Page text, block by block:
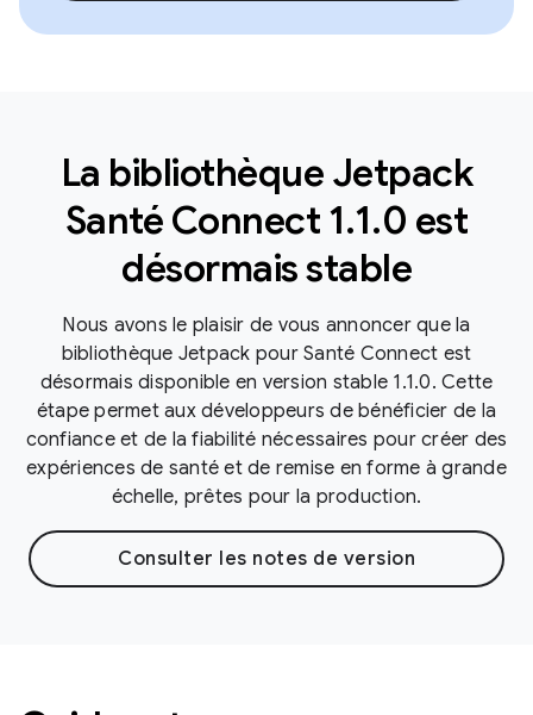
La bibliothèque Jetpack
Santé Connect 1.1.0 est
désormais stable
Nous avons le plaisir de vous annoncer que la
bibliothèque Jetpack pour Santé Connect est
désormais disponible en version stable 1.1.0. Cette
étape permet aux développeurs de bénéficier de la
confiance et de la fiabilité nécessaires pour créer des
expériences de santé et de remise en forme à grande
échelle, prêtes pour la production.
Consulter les notes de version